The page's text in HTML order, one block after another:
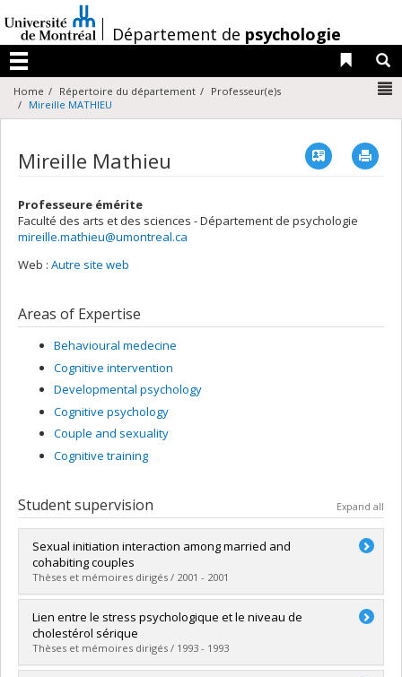
au
contenu
/Département de psychologie
Menu
Liens
Home Répertoire du département
Professeur(e)s
Mireille MATHIEU
Mireille Mathieu Vcard
Professeure émérite
Faculté des arts et des sciences - Département de psychologie
mireille.mathieu@umontreal.ca
Web : Autre site web
Areas of Expertise
Behavioural medecine
Cognitive intervention
Developmental psychology
Cognitive psychology
Couple and sexuality
Cognitive training
Student supervision Expand all
Sexual initiation interaction among married and
cohabiting couples
Thèses et mémoires dirigés / 2001 - 2001
Graduate :Gossmann, Ilona
Cycle :Doctoral
Grade :Ph. D.
Lien vers le document dans Papyrus
Lien entre le stress psychologique et le niveau de
cholestérol sérique
Thèses et mémoires dirigés / 1993 - 1993